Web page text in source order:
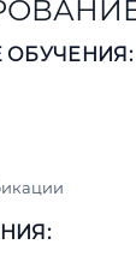
ОБУЧЕНИЯ: